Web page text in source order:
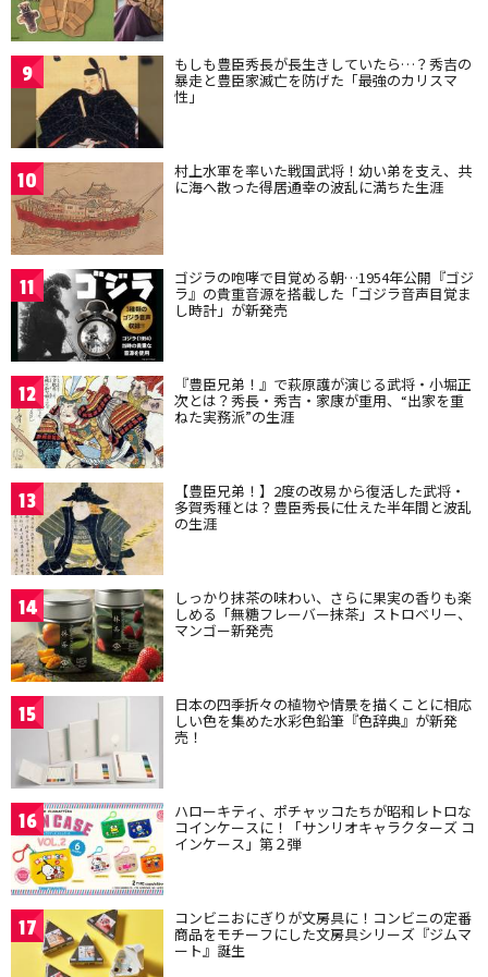
9 もしも豊臣秀長が長生きしていたら…？秀吉の
暴走と豊臣家滅亡を防げた「最強のカリスマ
性」
10 村上水軍を率いた戦国武将！幼い弟を支え、共
に海へ散った得居通幸の波乱に満ちた生涯
11 ゴジラの咆哮で目覚める朝…1954年公開『ゴジ
ラ』の貴重音源を搭載した「ゴジラ音声目覚ま
し時計」が新発売
12 『豊臣兄弟！』で萩原護が演じる武将・小堀正
次とは？秀長・秀吉・家康が重用、“出家を重
ねた実務派”の生涯
13 【豊臣兄弟！】2度の改易から復活した武将・
多賀秀種とは？豊臣秀長に仕えた半年間と波乱
の生涯
14 しっかり抹茶の味わい、さらに果実の香りも楽
しめる「無糖フレーバー抹茶」ストロベリー、
マンゴー新発売
15 日本の四季折々の植物や情景を描くことに相応
しい色を集めた水彩色鉛筆『色辞典』が新発
売！
16 ハローキティ、ポチャッコたちが昭和レトロな
コインケースに！「サンリオキャラクターズ コ
インケース」第２弾
17 コンビニおにぎりが文房具に！コンビニの定番
商品をモチーフにした文房具シリーズ『ジムマ
ート』誕生